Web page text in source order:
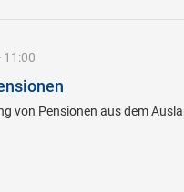
11:00
von Pensionen aus dem